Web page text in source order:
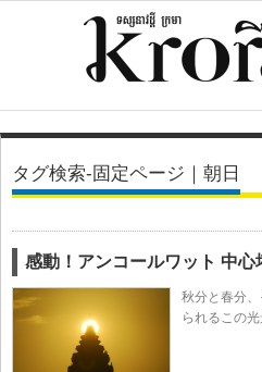
タグ検索-固定ページ｜朝日
感動！アンコールワット 中心
秋分と春分
られるこの光